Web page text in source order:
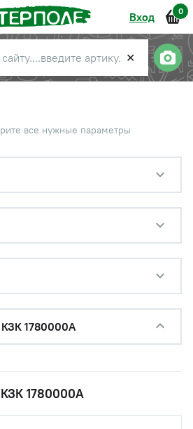
Вход 0
✕
все нужные параметры
1780000А
1780000А